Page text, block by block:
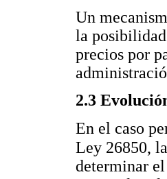
Un
la posibilidad
precios por
2.3
En el caso
Ley 26850,
determinar